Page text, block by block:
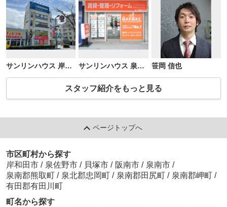
サンリンハウス 岸和田店 サンリンハウス 泉佐野店 笹岡 信也
スタッフ紹介をもっと見る
ページトップへ
市区町村から探す
岸和田市 / 泉佐野市 / 貝塚市 / 阪南市 / 泉南市 /
泉南郡熊取町 / 泉北郡忠岡町 / 泉南郡田尻町 / 泉南郡岬町 /
有田郡有田川町
町名から探す